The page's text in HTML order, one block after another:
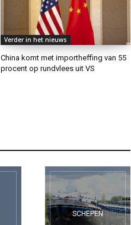
Verder in het nieuws
China komt met importheffing van 55
procent op rundvlees uit VS
SCHEPEN